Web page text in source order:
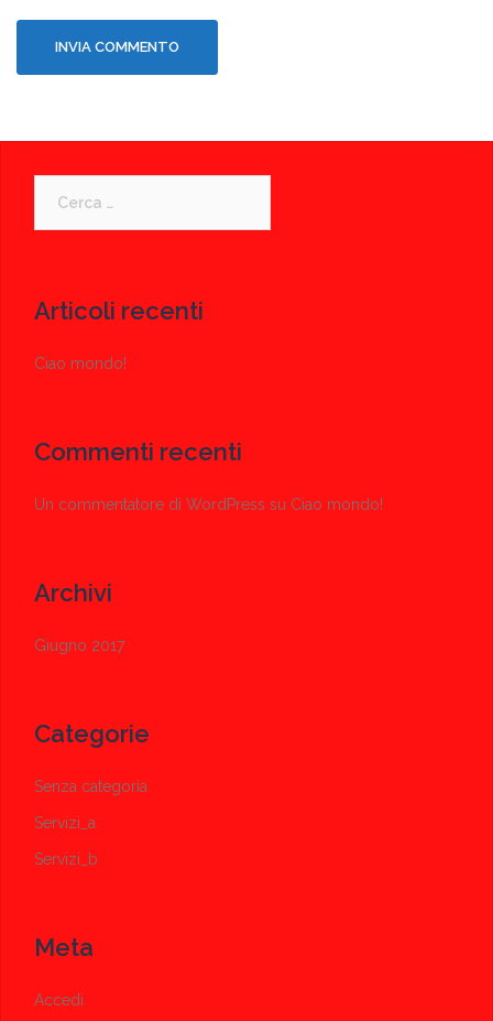
per:
Articoli recenti
Ciao mondo!
Commenti recenti
Un commentatore di WordPress su Ciao mondo!
Archivi
Giugno 2017
Categorie
Senza categoria
Servizi_a
Servizi_b
Meta
Accedi